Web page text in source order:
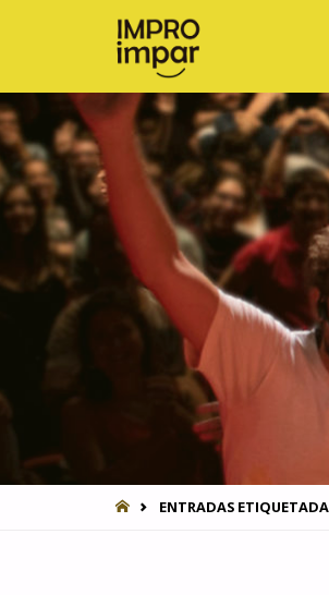
INICIOENTRADAS